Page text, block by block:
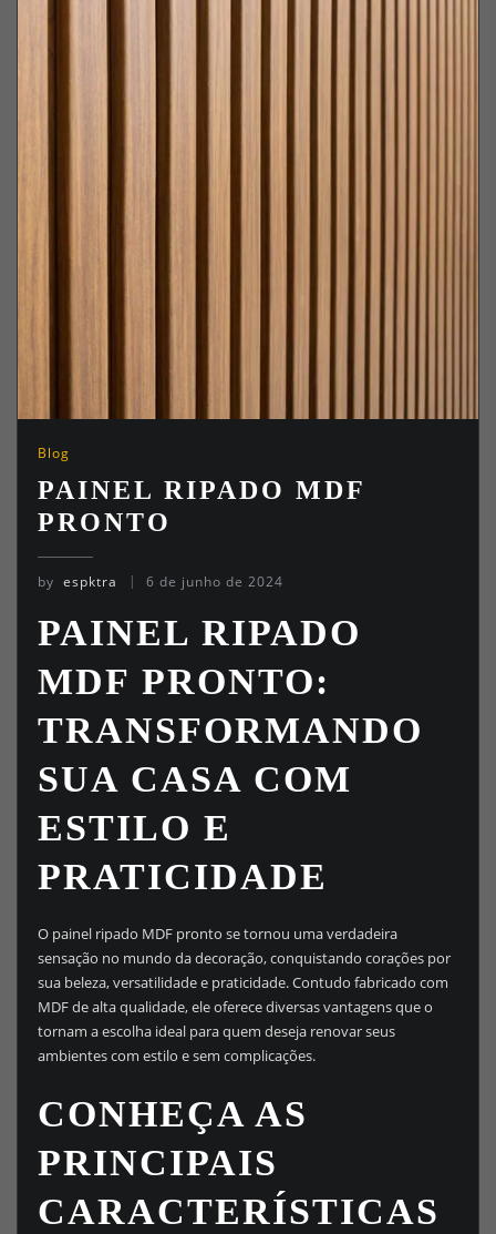
Blog
PAINEL RIPADO MDF
PRONTO
by espktra 6 de junho de 2024
PAINEL RIPADO
MDF PRONTO:
TRANSFORMANDO
SUA CASA COM
ESTILO E
PRATICIDADE
O painel ripado MDF pronto se tornou uma verdadeira
sensação no mundo da decoração, conquistando corações por
sua beleza, versatilidade e praticidade. Contudo fabricado com
MDF de alta qualidade, ele oferece diversas vantagens que o
tornam a escolha ideal para quem deseja renovar seus
ambientes com estilo e sem complicações.
CONHEÇA AS
PRINCIPAIS
CARACTERÍSTICAS